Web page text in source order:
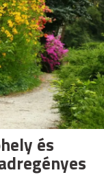
és